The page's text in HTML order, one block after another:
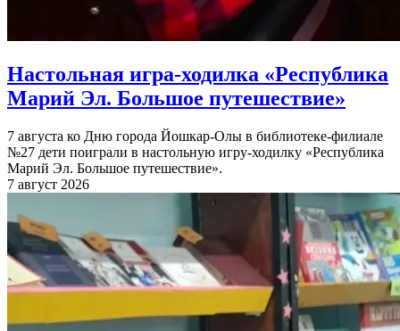
Настольная игра-ходилка «Республика
Марий Эл. Большое путешествие»
7 августа ко Дню города Йошкар-Олы в библиотеке-филиале
№27 дети поиграли в настольную игру-ходилку «Республика
Марий Эл. Большое путешествие».
7 август 2026